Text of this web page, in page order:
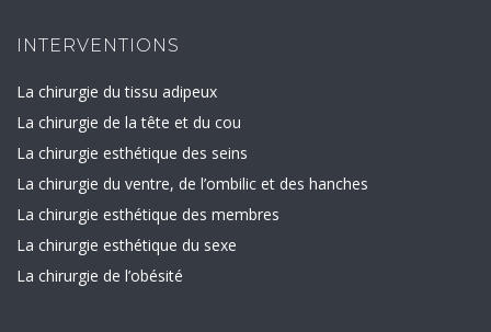
INTERVENTIONS
La chirurgie du tissu adipeux
La chirurgie de la tête et du cou
La chirurgie esthétique des seins
La chirurgie du ventre, de l’ombilic et des hanches
La chirurgie esthétique des membres
La chirurgie esthétique du sexe
La chirurgie de l’obésité